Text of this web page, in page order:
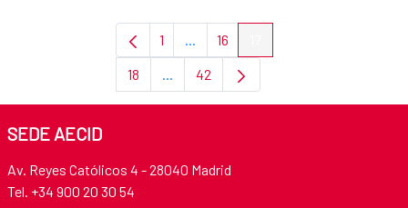
Page
1 Intermediate Pages Use TAB to
Page
16
Page
18 Intermediate Pages Use TAB to
Page
42
SEDE AECID
Av. Reyes Católicos 4 - 28040 Madrid
Tel. +34 900 20 30 54